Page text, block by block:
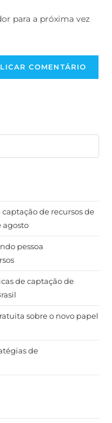
para a próxima vez
de recursos de
agosto
pessoa
de captação de
sobre o novo papel
de